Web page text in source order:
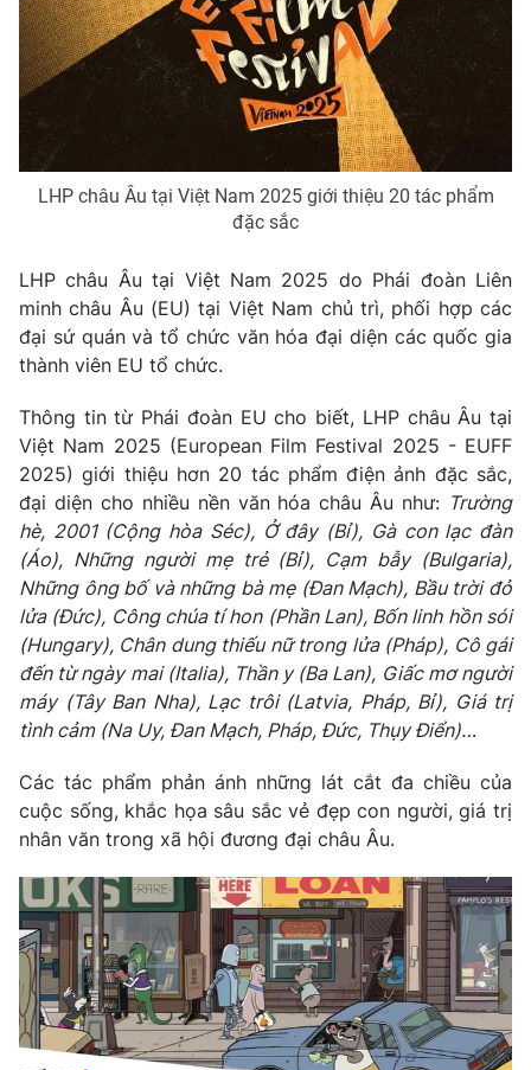
Hậu trường
Nhân vật
Khán giả
Giải sao mai
Giải trí
Điện ảnh
Âm nhạc
Sao
Đời sống
Du lịch
Làm đẹp
Giáo dục
Tuyển sinh
Hitech Công nghệ tương lai
Sản phẩm
Thị trường
Tư vấn
Giao lưu trực tuyến
Lịch phát sóng
Chuyên mục khác
Emagazine Podcast
Photo Infographic
Video Shorts video
VTV Money VTV Thể thao
Thị trường 24h Tấm lòng Việt
VTV4 Vươn mình bằng AI
VTV9 VTV8
Liên hệ tòa soạn English
LHP châu Âu tại Việt Nam 2025 giới thiệu 20 tác phẩm
đặc sắc
LHP châu Âu tại Việt Nam 2025 do Phái đoàn Liên
minh châu Âu (EU) tại Việt Nam chủ trì, phối hợp các
đại sứ quán và tổ chức văn hóa đại diện các quốc gia
thành viên EU tổ chức.
Thông tin từ Phái đoàn EU cho biết, LHP châu Âu tại
Việt Nam 2025 (European Film Festival 2025 - EUFF
2025) giới thiệu hơn 20 tác phẩm điện ảnh đặc sắc,
đại diện cho nhiều nền văn hóa châu Âu như: Trường
hè, 2001 (Cộng hòa Séc), Ở đây (Bỉ), Gà con lạc đàn
(Áo), Những người mẹ trẻ (Bỉ), Cạm bẫy (Bulgaria),
Những ông bố và những bà mẹ (Đan Mạch), Bầu trời đỏ
lửa (Đức), Công chúa tí hon (Phần Lan), Bốn linh hồn sói
(Hungary), Chân dung thiếu nữ trong lửa (Pháp), Cô gái
đến từ ngày mai (Italia), Thần y (Ba Lan), Giấc mơ người
máy (Tây Ban Nha), Lạc trôi (Latvia, Pháp, Bỉ), Giá trị
tình cảm (Na Uy, Đan Mạch, Pháp, Đức, Thụy Điển)…
Các tác phẩm phản ánh những lát cắt đa chiều của
cuộc sống, khắc họa sâu sắc vẻ đẹp con người, giá trị
nhân văn trong xã hội đương đại châu Âu.